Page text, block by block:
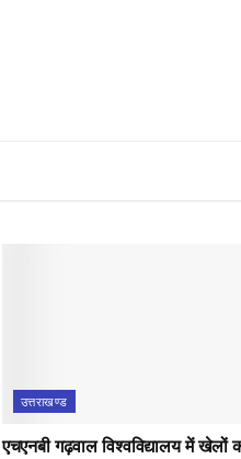
उत्तराखण्ड
एचएनबी गढ़वाल विश्वविद्यालय में खेलों